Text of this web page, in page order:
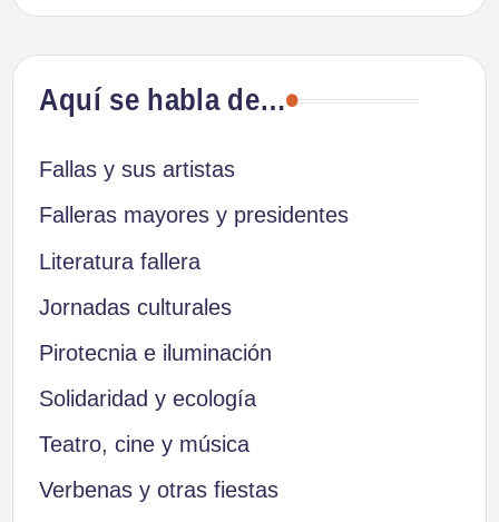
entradas
Aquí se habla de…
Fallas y sus artistas
Falleras mayores y presidentes
Literatura fallera
Jornadas culturales
Pirotecnia e iluminación
Solidaridad y ecología
Teatro, cine y música
Verbenas y otras fiestas